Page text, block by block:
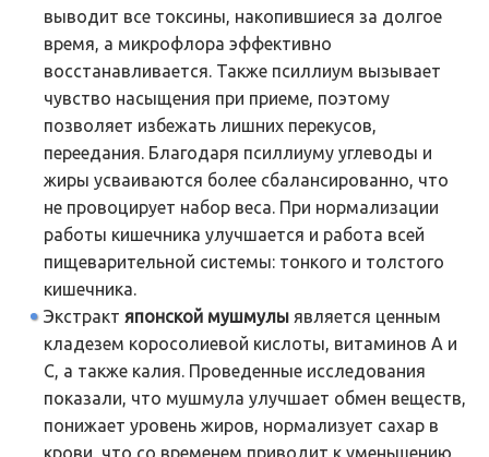
выводит все токсины, накопившиеся за долгое
время, а микрофлора эффективно
восстанавливается. Также псиллиум вызывает
чувство насыщения при приеме, поэтому
позволяет избежать лишних перекусов,
переедания. Благодаря псиллиуму углеводы и
жиры усваиваются более сбалансированно, что
не провоцирует набор веса. При нормализации
работы кишечника улучшается и работа всей
пищеварительной системы: тонкого и толстого
кишечника.
Экстракт японской мушмулы является ценным
кладезем коросолиевой кислоты, витаминов А и
С, а также калия. Проведенные исследования
показали, что мушмула улучшает обмен веществ,
понижает уровень жиров, нормализует сахар в
крови, что со временем приводит к уменьшению